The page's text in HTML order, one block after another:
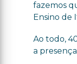
fazemos
Ensino de
Ao todo,
a